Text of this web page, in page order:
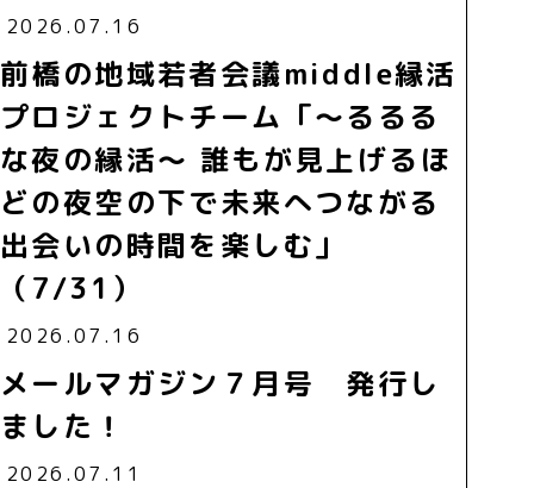
2026.07.16
前橋の地域若者会議middle縁活
プロジェクトチーム「～るるる
な夜の縁活～ 誰もが見上げるほ
どの夜空の下で未来へつながる
出会いの時間を楽しむ」
（7/31）
2026.07.16
メールマガジン７月号 発行し
ました！
2026.07.11